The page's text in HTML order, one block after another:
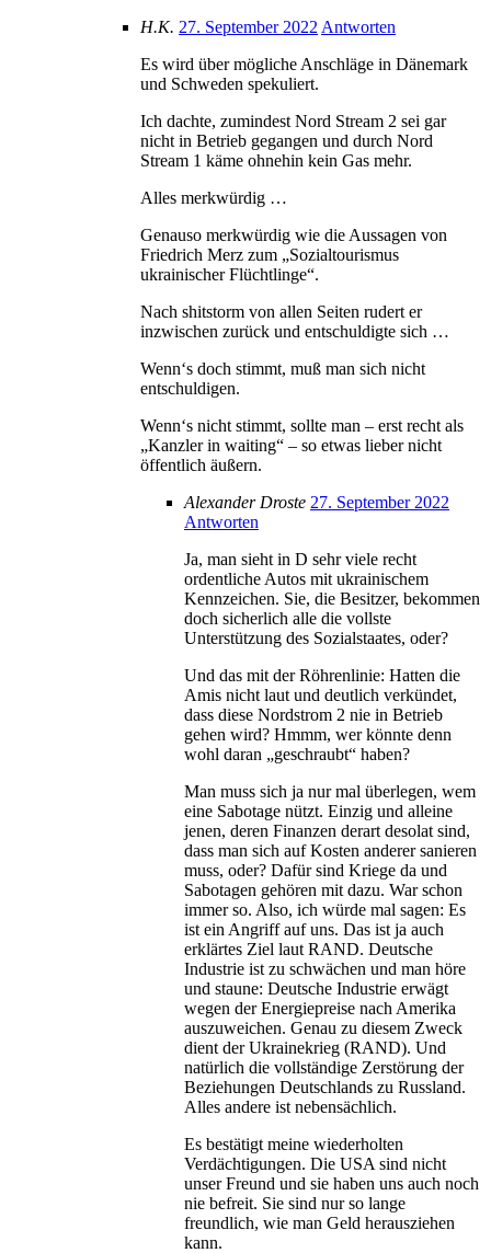
H.K. 27. September 2022 Antworten
Es wird über mögliche Anschläge in Dänemark
und Schweden spekuliert.
Ich dachte, zumindest Nord Stream 2 sei gar
nicht in Betrieb gegangen und durch Nord
Stream 1 käme ohnehin kein Gas mehr.
Alles merkwürdig …
Genauso merkwürdig wie die Aussagen von
Friedrich Merz zum „Sozialtourismus
ukrainischer Flüchtlinge“.
Nach shitstorm von allen Seiten rudert er
inzwischen zurück und entschuldigte sich …
Wenn‘s doch stimmt, muß man sich nicht
entschuldigen.
Wenn‘s nicht stimmt, sollte man – erst recht als
„Kanzler in waiting“ – so etwas lieber nicht
öffentlich äußern.
Alexander Droste 27. September 2022
Antworten
Ja, man sieht in D sehr viele recht
ordentliche Autos mit ukrainischem
Kennzeichen. Sie, die Besitzer, bekommen
doch sicherlich alle die vollste
Unterstützung des Sozialstaates, oder?
Und das mit der Röhrenlinie: Hatten die
Amis nicht laut und deutlich verkündet,
dass diese Nordstrom 2 nie in Betrieb
gehen wird? Hmmm, wer könnte denn
wohl daran „geschraubt“ haben?
Man muss sich ja nur mal überlegen, wem
eine Sabotage nützt. Einzig und alleine
jenen, deren Finanzen derart desolat sind,
dass man sich auf Kosten anderer sanieren
muss, oder? Dafür sind Kriege da und
Sabotagen gehören mit dazu. War schon
immer so. Also, ich würde mal sagen: Es
ist ein Angriff auf uns. Das ist ja auch
erklärtes Ziel laut RAND. Deutsche
Industrie ist zu schwächen und man höre
und staune: Deutsche Industrie erwägt
wegen der Energiepreise nach Amerika
auszuweichen. Genau zu diesem Zweck
dient der Ukrainekrieg (RAND). Und
natürlich die vollständige Zerstörung der
Beziehungen Deutschlands zu Russland.
Alles andere ist nebensächlich.
Es bestätigt meine wiederholten
Verdächtigungen. Die USA sind nicht
unser Freund und sie haben uns auch noch
nie befreit. Sie sind nur so lange
freundlich, wie man Geld herausziehen
kann.